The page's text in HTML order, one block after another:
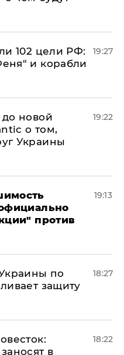
102 цели РФ:
и корабли
19:27
новой
о том,
Украины
19:22
против
19:13
по
защиту
18:27
в
18:22